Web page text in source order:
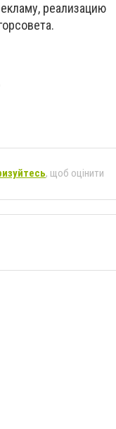
реализацию
, щоб оцінити